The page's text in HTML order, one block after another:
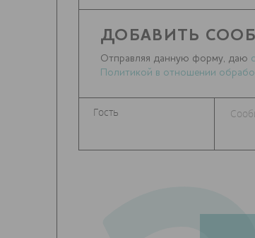
ДОБАВИТЬ
Отправляя данную форму, даю
Политикой в отношении